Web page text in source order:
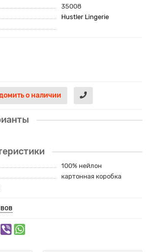
35008
Hustler Lingerie
о наличии
100% нейлон
картонная коробка